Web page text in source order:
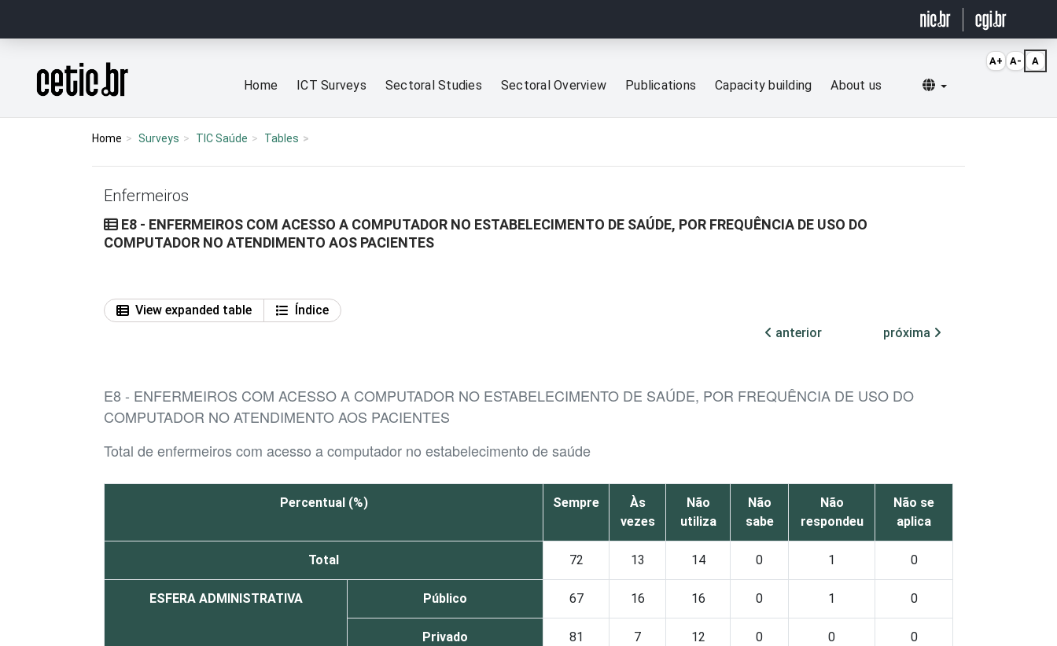
Página inicial
Home ICT Surveys Sectoral Studies Sectoral Overview Publications Capacity building About us Selecionar idioma
Home Surveys TIC Saúde Tables
Enfermeiros
E8 - ENFERMEIROS COM ACESSO A COMPUTADOR NO ESTABELECIMENTO DE SAÚDE, POR FREQUÊNCIA DE USO DO
COMPUTADOR NO ATENDIMENTO AOS PACIENTES
View expanded table
Índice
anterior
próxima
E8 - ENFERMEIROS COM ACESSO A COMPUTADOR NO ESTABELECIMENTO DE SAÚDE, POR FREQUÊNCIA DE USO DO
COMPUTADOR NO ATENDIMENTO AOS PACIENTES
Total de enfermeiros com acesso a computador no estabelecimento de saúde
Percentual (%) Sempre
Às
vezes
Não
utiliza
Não
sabe
Não
respondeu
Não se
aplica
Total 72 13 14 0 1 0
ESFERA ADMINISTRATIVA Público 67 16 16 0 1 0
Privado 81 7 12 0 0 0
A+ A- A